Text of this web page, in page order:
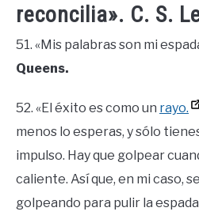
reconcilia». C. S.
51. «Mis palabras son mi
Queens.
52. «El éxito es como un rayo.
menos lo esperas, y sólo
impulso. Hay que golpear
caliente. Así que, en mi caso,
golpeando para pulir la